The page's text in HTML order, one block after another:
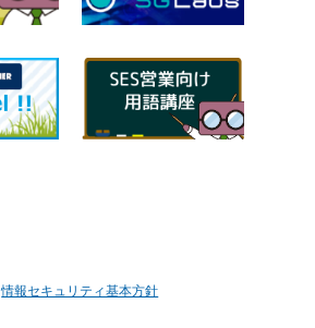
情報セキュリティ基本方針